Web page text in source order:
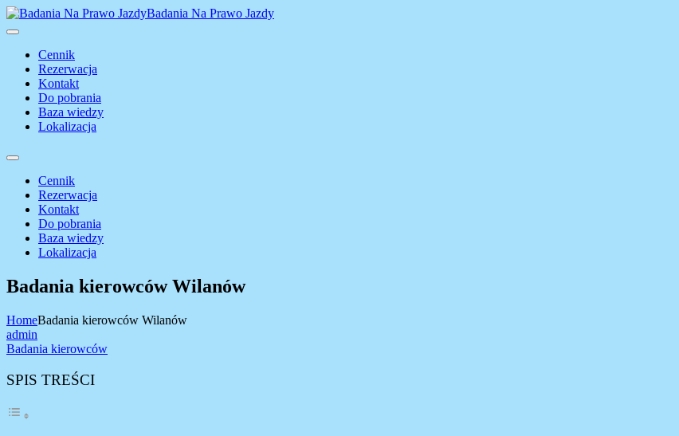
Badania Na Prawo Jazdy
Cennik
Rezerwacja
Kontakt
Do pobrania
Baza wiedzy
Lokalizacja
Cennik
Rezerwacja
Kontakt
Do pobrania
Baza wiedzy
Lokalizacja
Badania kierowców Wilanów
HomeBadania kierowców Wilanów
admin
Badania kierowców
SPIS TREŚCI